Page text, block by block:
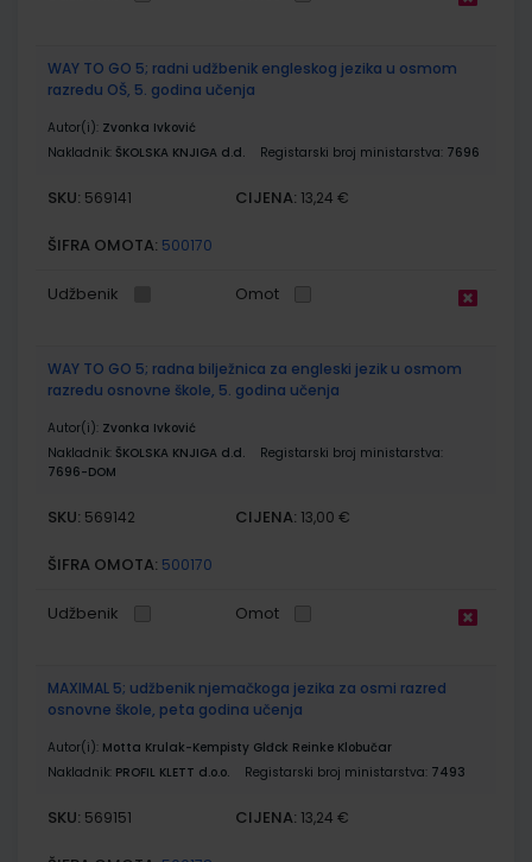
WAY TO GO 5; radni udžbenik engleskog jezika u osmom
razredu OŠ, 5. godina učenja
Autor(i): Zvonka Ivković
Nakladnik: ŠKOLSKA KNJIGA d.d. Registarski broj ministarstva: 7696
SKU: 569141 CIJENA: 13,24 €
ŠIFRA OMOTA: 500170
Udžbenik Omot
WAY TO GO 5; radna bilježnica za engleski jezik u osmom
razredu osnovne škole, 5. godina učenja
Autor(i): Zvonka Ivković
Nakladnik: ŠKOLSKA KNJIGA d.d.
Registarski broj ministarstva:
7696-DOM
SKU: 569142 CIJENA: 13,00 €
ŠIFRA OMOTA: 500170
Udžbenik Omot
MAXIMAL 5; udžbenik njemačkoga jezika za osmi razred
osnovne škole, peta godina učenja
Autor(i): Motta Krulak-Kempisty Glđck Reinke Klobučar
Nakladnik: PROFIL KLETT d.o.o. Registarski broj ministarstva: 7493
SKU: 569151 CIJENA: 13,24 €